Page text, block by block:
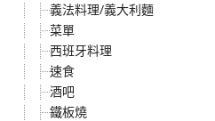
義法料理/義大利麵
菜單
西班牙料理
速食
酒吧
鐵板燒